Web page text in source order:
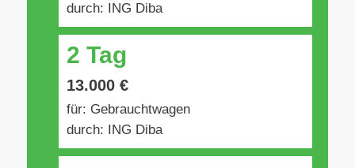
durch: ING Diba
2 Tag
13.000 €
für: Gebrauchtwagen
durch: ING Diba